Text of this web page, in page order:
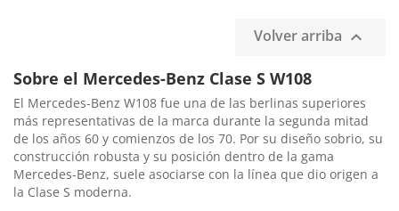
Volver arriba 
Sobre el Mercedes-Benz Clase S W108
El Mercedes-Benz W108 fue una de las berlinas superiores
más representativas de la marca durante la segunda mitad
de los años 60 y comienzos de los 70. Por su diseño sobrio, su
construcción robusta y su posición dentro de la gama
Mercedes-Benz, suele asociarse con la línea que dio origen a
la Clase S moderna.